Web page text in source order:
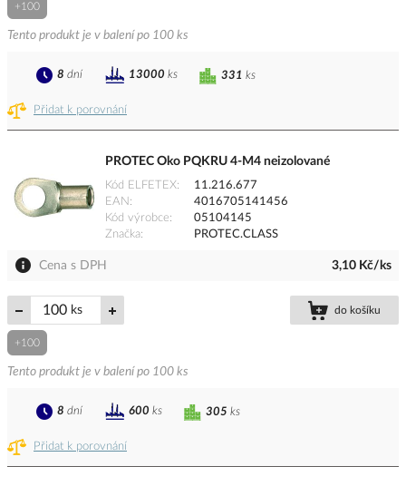
+100
Tento produkt je v balení po 100 ks
Přidat k porovnání
331 ks
8 dní 13000 ks
PROTEC Oko PQKRU 4-M4 neizolované
Kód ELFETEX
11.216.677
EAN
4016705141456
Kód výrobce
05104145
Značka
PROTEC.CLASS
Cena s DPH 3,10 Kč/ks
ks do košíku
+100
Tento produkt je v balení po 100 ks
Přidat k porovnání
305 ks
8 dní 600 ks